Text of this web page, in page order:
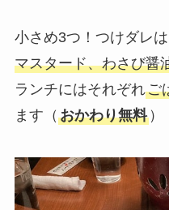
小さめ3つ！つけダレは
マスタード、わさび醤
ランチにはそれぞれご
ます（ おかわり無料）